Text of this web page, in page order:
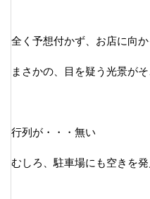
全く予想付かず、お店に向
まさかの、目を疑う光景がそ
行列が・・・無い
むしろ、駐車場にも空きを発